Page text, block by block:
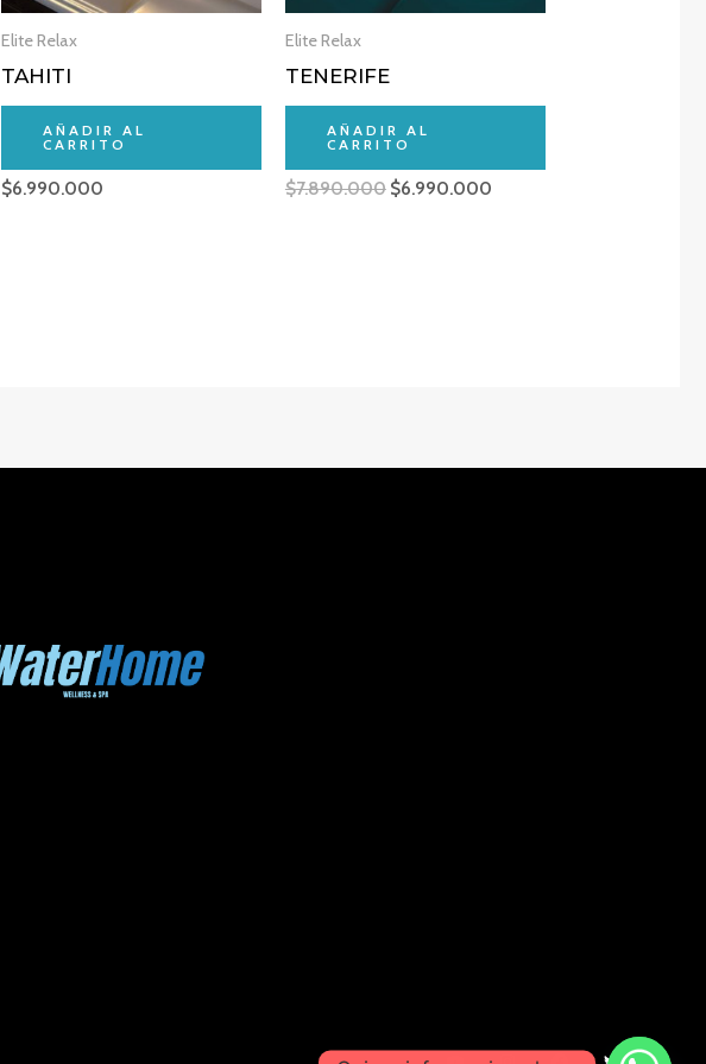
Elite Relax
TAHITI
AÑADIR AL
CARRITO
$6.990.000
Elite Relax
TENERIFE
AÑADIR AL
CARRITO
$7.890.000 $6.990.000